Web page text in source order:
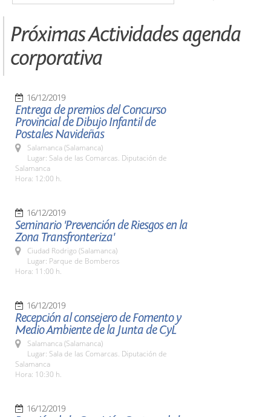
Próximas Actividades agenda
corporativa
16/12/2019
Entrega de premios del Concurso
Provincial de Dibujo Infantil de
Postales Navideñas
Salamanca (Salamanca)
Lugar: Sala de las Comarcas. Diputación de
Salamanca
Hora: 12:00 h.
16/12/2019
Seminario 'Prevención de Riesgos en la
Zona Transfronteriza'
Ciudad Rodrigo (Salamanca)
Lugar: Parque de Bomberos
Hora: 11:00 h.
16/12/2019
Recepción al consejero de Fomento y
Medio Ambiente de la Junta de CyL
Salamanca (Salamanca)
Lugar: Sala de las Comarcas. Diputación de
Salamanca
Hora: 10:30 h.
16/12/2019